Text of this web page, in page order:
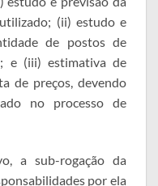
(ii) estudo e
de postos de
e (iii) estimativa de
de preços, devendo
no processo de
a sub-rogação da
por ela